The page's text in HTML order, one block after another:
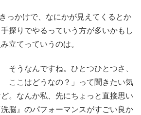
っかけで、なにかが見えてくるとか
探りでやるっていう方が多いかもし
立てっていうのは。
そうなんですね。ひとつひとつさ、
ここはどうなの？」って聞きたい気
。なんか私、先にちょっと直接思い
脳』のパフォーマンスがすごい良か